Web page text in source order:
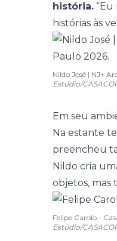
história.
histórias às
Nildo José | NJ+
Estúdio/
Em seu
Na estante
preencheu
Nildo cria
objetos, mas
Felipe Carolo -
Estúdio/